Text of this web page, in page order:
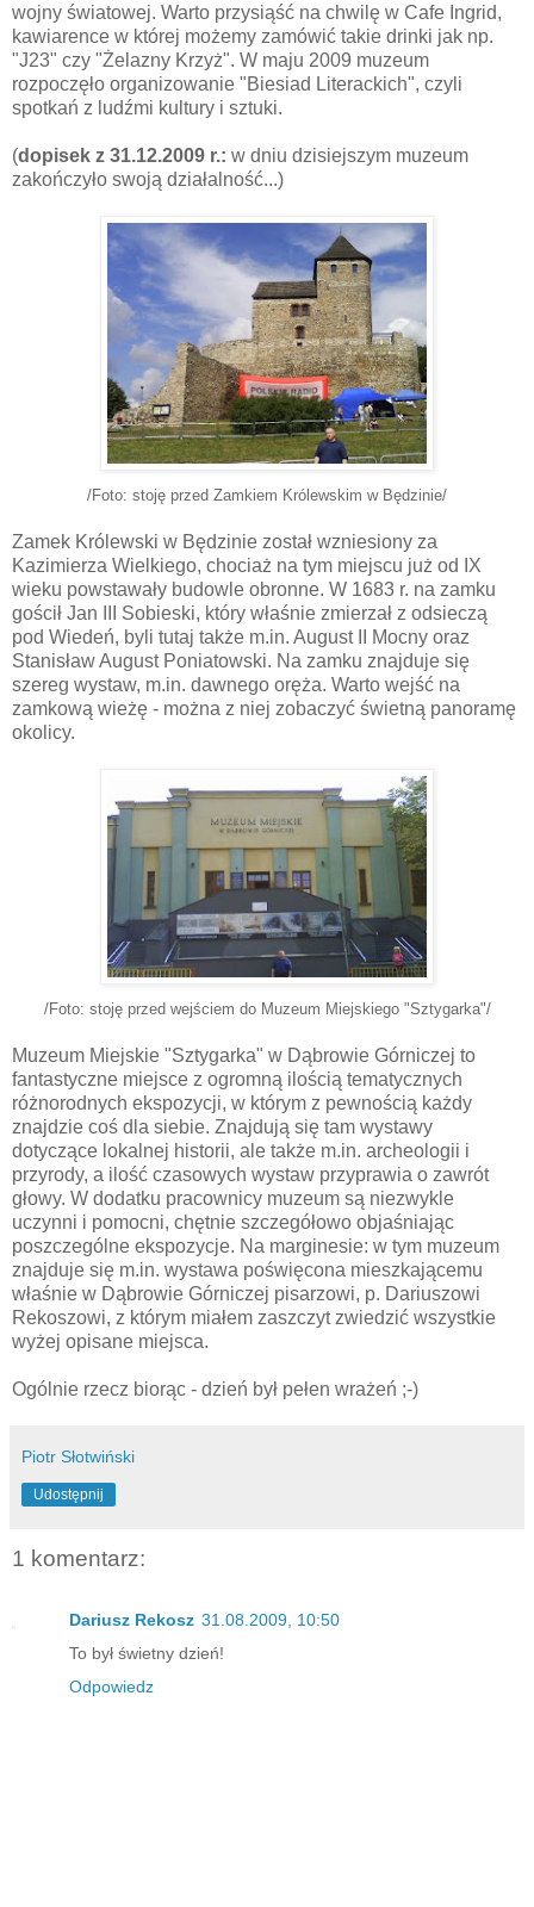
wojny światowej. Warto przysiąść na chwilę w Cafe Ingrid,
kawiarence w której możemy zamówić takie drinki jak np.
"J23" czy "Żelazny Krzyż". W maju 2009 muzeum
rozpoczęło organizowanie "Biesiad Literackich", czyli
spotkań z ludźmi kultury i sztuki.
(dopisek z 31.12.2009 r.: w dniu dzisiejszym muzeum
zakończyło swoją działalność...)
/Foto: stoję przed Zamkiem Królewskim w Będzinie/
Zamek Królewski w Będzinie został wzniesiony za
Kazimierza Wielkiego, chociaż na tym miejscu już od IX
wieku powstawały budowle obronne. W 1683 r. na zamku
gościł Jan III Sobieski, który właśnie zmierzał z odsieczą
pod Wiedeń, byli tutaj także m.in. August II Mocny oraz
Stanisław August Poniatowski. Na zamku znajduje się
szereg wystaw, m.in. dawnego oręża. Warto wejść na
zamkową wieżę - można z niej zobaczyć świetną panoramę
okolicy.
/Foto: stoję przed wejściem do Muzeum Miejskiego "Sztygarka"/
Muzeum Miejskie "Sztygarka" w Dąbrowie Górniczej to
fantastyczne miejsce z ogromną ilością tematycznych
różnorodnych ekspozycji, w którym z pewnością każdy
znajdzie coś dla siebie. Znajdują się tam wystawy
dotyczące lokalnej historii, ale także m.in. archeologii i
przyrody, a ilość czasowych wystaw przyprawia o zawrót
głowy. W dodatku pracownicy muzeum są niezwykle
uczynni i pomocni, chętnie szczegółowo objaśniając
poszczególne ekspozycje. Na marginesie: w tym muzeum
znajduje się m.in. wystawa poświęcona mieszkającemu
właśnie w Dąbrowie Górniczej pisarzowi, p. Dariuszowi
Rekoszowi, z którym miałem zaszczyt zwiedzić wszystkie
wyżej opisane miejsca.
Ogólnie rzecz biorąc - dzień był pełen wrażeń ;-)
Piotr Słotwiński
Udostępnij
1 komentarz:
Dariusz Rekosz 31.08.2009, 10:50
To był świetny dzień!
Odpowiedz